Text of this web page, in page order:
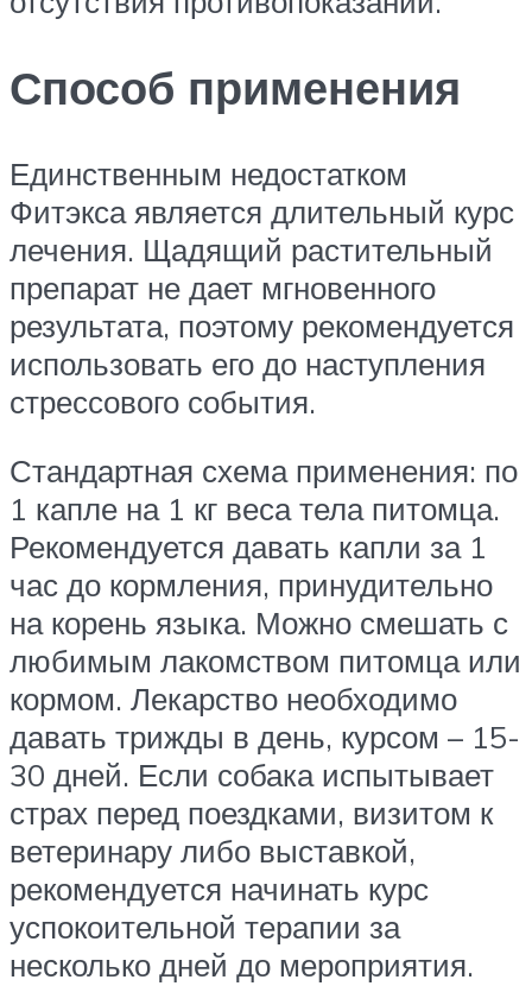
Способ применения
Единственным недостатком
Фитэкса является длительный курс
лечения. Щадящий растительный
препарат не дает мгновенного
результата, поэтому рекомендуется
использовать его до наступления
стрессового события.
Стандартная схема применения: по
1 капле на 1 кг веса тела питомца.
Рекомендуется давать капли за 1
час до кормления, принудительно
на корень языка. Можно смешать с
любимым лакомством питомца или
кормом. Лекарство необходимо
давать трижды в день, курсом – 15-
30 дней. Если собака испытывает
страх перед поездками, визитом к
ветеринару либо выставкой,
рекомендуется начинать курс
успокоительной терапии за
несколько дней до мероприятия.